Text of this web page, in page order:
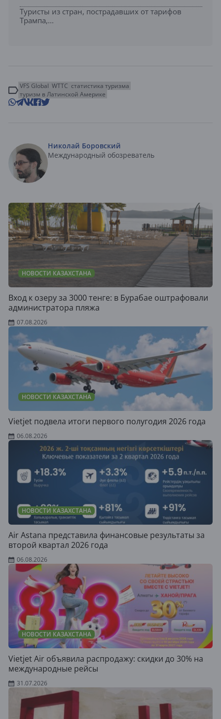
Туристы из стран, пострадавших от тарифов
Трампа,...
VFS Global WTTC статистика туризма
туризм в Латинской Америке
Николай Боровский
Международный обозреватель
НОВОСТИ КАЗАХСТАНА
Вход к озеру за 3000 тенге: в Бурабае оштрафовали
администратора пляжа
07.08.2026
НОВОСТИ КАЗАХСТАНА
Vietjet подвела итоги первого полугодия 2026 года
06.08.2026
НОВОСТИ КАЗАХСТАНА
Air Astana представила финансовые результаты за
второй квартал 2026 года
06.08.2026
НОВОСТИ КАЗАХСТАНА
Vietjet Air объявила распродажу: скидки до 30% на
международные рейсы
31.07.2026